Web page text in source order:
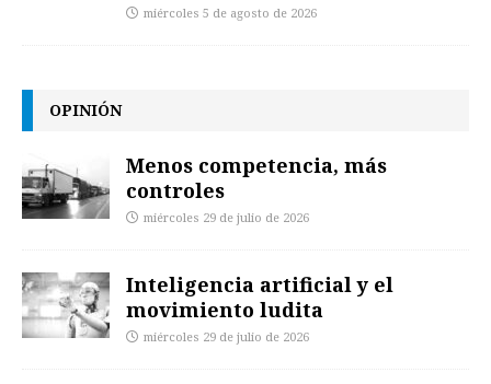
miércoles 5 de agosto de 2026
OPINIÓN
Menos competencia, más
controles
miércoles 29 de julio de 2026
Inteligencia artificial y el
movimiento ludita
miércoles 29 de julio de 2026